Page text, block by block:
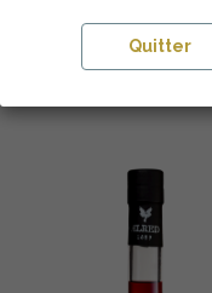
Les
Quitter